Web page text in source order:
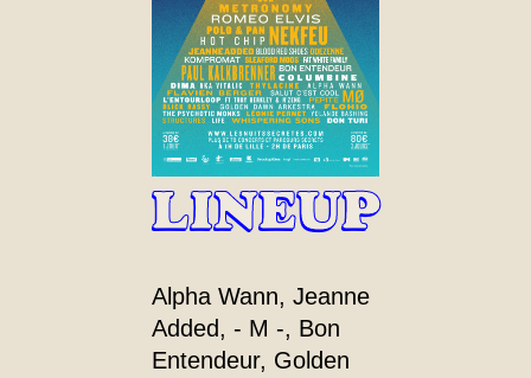
LINEUP
Alpha Wann, Jeanne
Added, - M -, Bon
Entendeur, Golden